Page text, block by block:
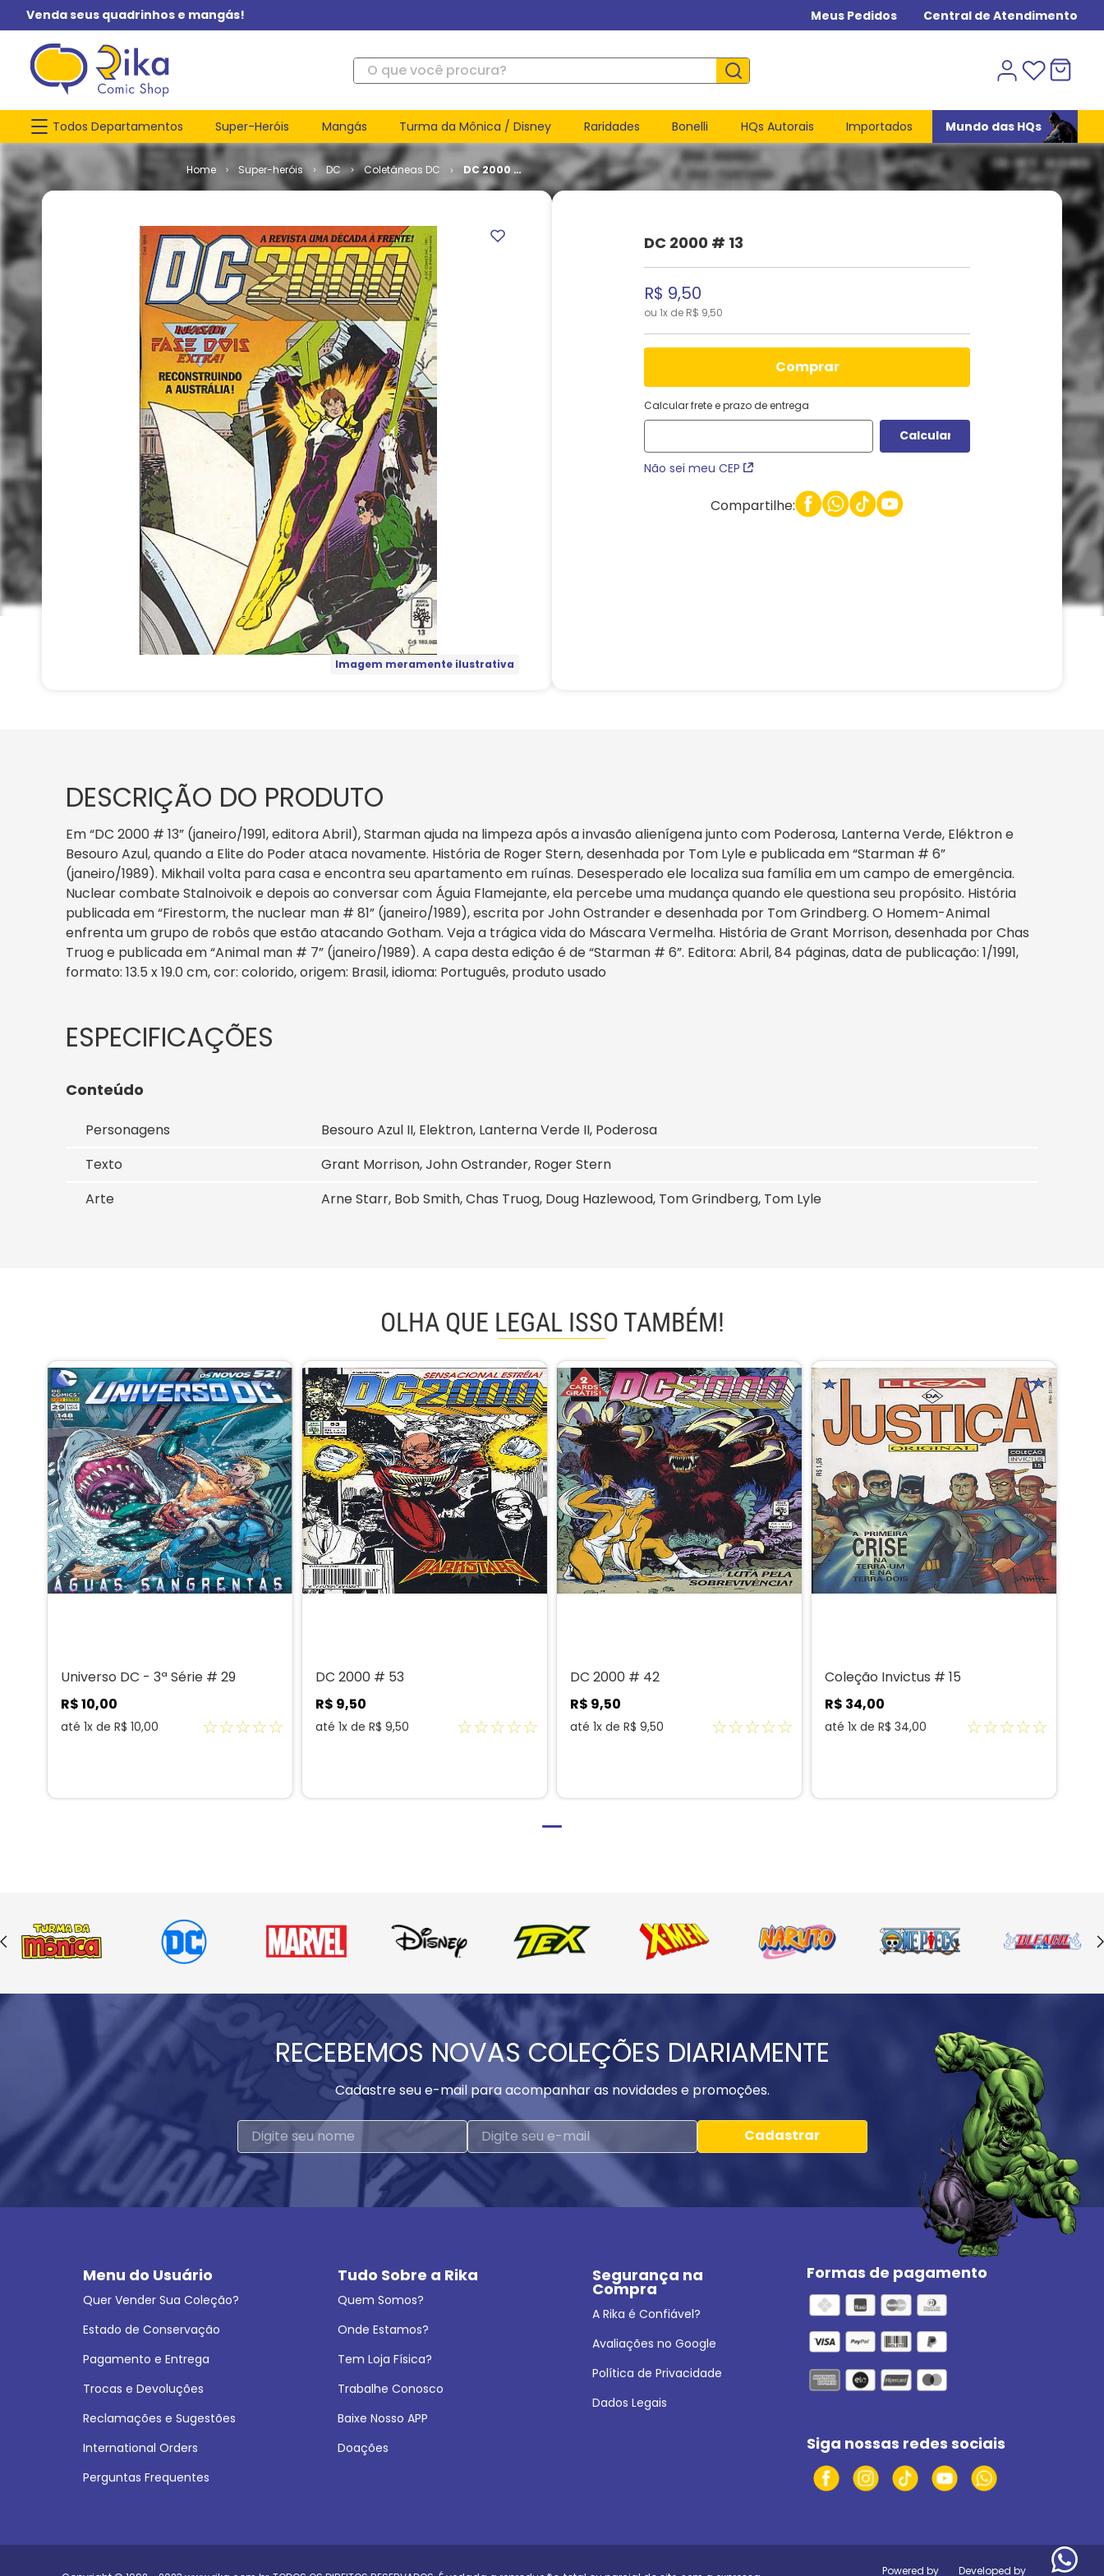
Venda seus quadrinhos e mangás! Meus Pedidos Central de Atendimento
O que você procura?
Todos Departamentos Super-Heróis Mangás Turma da Mônica / Disney Raridades Bonelli HQs Autorais Importados Mundo das HQs
Super-heróis DC Coletâneas DC
DC 2000 #
13
Imagem meramente ilustrativa
DC 2000 # 13
R$ 9,50
ou 1x de R$ 9,50
comprar
Calcular frete e prazo de entrega
Não sei meu CEP
Compartilhe:
DESCRIÇÃO DO PRODUTO
Em “DC 2000 # 13” (janeiro/1991, editora Abril), Starman ajuda na limpeza após a invasão alienígena junto com Poderosa, Lanterna Verde, Eléktron e
Besouro Azul, quando a Elite do Poder ataca novamente. História de Roger Stern, desenhada por Tom Lyle e publicada em “Starman # 6”
(janeiro/1989). Mikhail volta para casa e encontra seu apartamento em ruínas. Desesperado ele localiza sua família em um campo de emergência.
Nuclear combate Stalnoivoik e depois ao conversar com Águia Flamejante, ela percebe uma mudança quando ele questiona seu propósito. História
publicada em “Firestorm, the nuclear man # 81” (janeiro/1989), escrita por John Ostrander e desenhada por Tom Grindberg. O Homem-Animal
enfrenta um grupo de robôs que estão atacando Gotham. Veja a trágica vida do Máscara Vermelha. História de Grant Morrison, desenhada por Chas
Truog e publicada em “Animal man # 7” (janeiro/1989). A capa desta edição é de “Starman # 6”. Editora: Abril, 84 páginas, data de publicação: 1/1991,
formato: 13.5 x 19.0 cm, cor: colorido, origem: Brasil, idioma: Português, produto usado
Conteúdo
Personagens
Besouro Azul II, Elektron, Lanterna Verde II, Poderosa
Texto
Grant Morrison, John Ostrander, Roger Stern
Arte
Arne Starr, Bob Smith, Chas Truog, Doug Hazlewood, Tom Grindberg, Tom Lyle
OLHA QUE LEGAL ISSO TAMBÉM!
Universo DC - 3ª Série # 29
R$10,00
até 1x de R$ 10,00 ☆☆☆☆☆
DC 2000 # 53
R$ 9,50
até 1x de R$ 9,50 ☆☆☆☆☆
DC 2000 # 42
R$ 9,50
até 1x de R$ 9,50 ☆☆☆☆☆
Coleção Invictus # 15
R$ 34,00
até 1x de R$ 34,00 ☆☆☆☆☆
RECEBEMOS NOVAS COLEÇÕES DIARIAMENTE
Cadastre seu e-mail para acompanhar as novidades e promoções.
Cadastrar
Menu do Usuário
Quer Vender Sua Coleção?
Estado de Conservação
Pagamento e Entrega
Trocas e Devoluções
Reclamações e Sugestões
International Orders
Perguntas Frequentes
Tudo Sobre a Rika
Quem Somos?
Onde Estamos?
Tem Loja Física?
Trabalhe Conosco
Baixe Nosso APP
Doações
Segurança na
Compra
A Rika é Confiável?
Avaliações no Google
Política de Privacidade
Dados Legais
Formas de pagamento
Siga nossas redes sociais
Powered by Developed by